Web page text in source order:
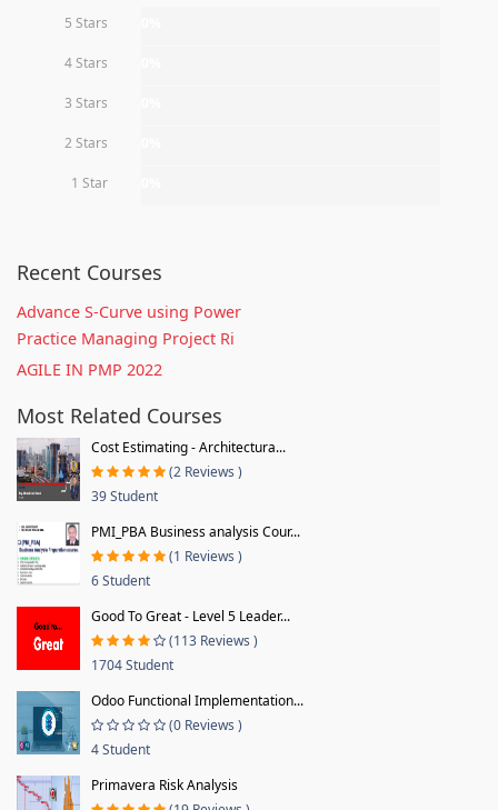
5 Stars
4 Stars
3 Stars
2 Stars
1 Star
Recent Courses
Advance S-Curve using Power
Practice Managing Project Ri
AGILE IN PMP 2022
Most Related Courses
Cost Estimating - Architectura...
(2 Reviews )
39 Student
PMI_PBA Business analysis Cour...
(1 Reviews )
6 Student
Good To Great - Level 5 Leader...
(113 Reviews )
1704 Student
Odoo Functional Implementation...
(0 Reviews )
4 Student
Primavera Risk Analysis